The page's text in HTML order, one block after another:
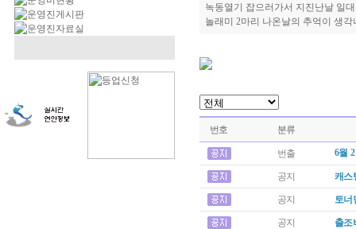
녹동열기 잡으러가서 지진난날 일
놀래미 2마리 나온날의 추억이 생각
번호 분류
번출 6월
공지 캐스
공지 토너
공지 출조